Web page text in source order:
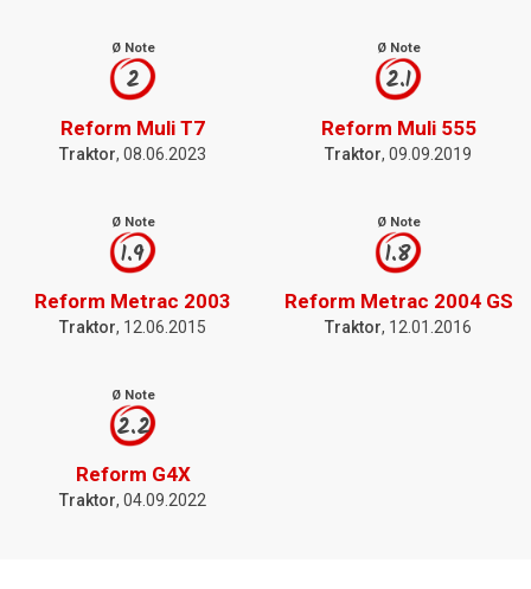
Ø Note
2
Reform Muli T7
Traktor, 08.06.2023
Ø Note
2.1
Reform Muli 555
Traktor, 09.09.2019
Ø Note
1.9
Reform Metrac 2003
Traktor, 12.06.2015
Ø Note
1.8
Reform Metrac 2004 GS
Traktor, 12.01.2016
Ø Note
2.2
Reform G4X
Traktor, 04.09.2022